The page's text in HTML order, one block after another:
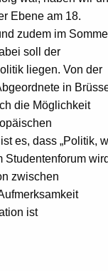
Ebene am 18.
zudem im
soll der
liegen. Von der
in
die Möglichkeit
es, dass „Politik,
Studentenforum
zwischen
ist